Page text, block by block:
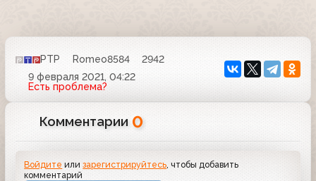
РТР Romeo8584
2942
9 февраля 2021, 04:22
Есть проблема?
Комментарии 0
Войдите илизарегистрируйтесь , чтобы добавить
комментарий